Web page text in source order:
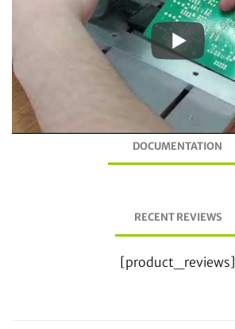
DOCUMENTATION
RECENT REVIEWS
[product_reviews]